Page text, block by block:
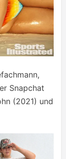
Snapchat
(2021) und